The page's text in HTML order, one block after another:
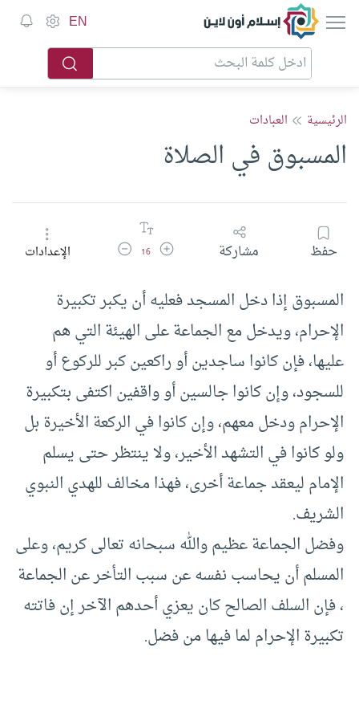
إسلام أون لاين EN
الرئيسية العبادات
المسبوق في الصلاة
حفظ مشاركة زيادة حجم الخط
16 تقليل حجم الخطالإعدادات
المسبوق إذا دخل المسجد فعليه أن يكبر تكبيرة
الإحرام، ويدخل مع الجماعة على الهيئة التي هم
عليها، فإن كانوا ساجدين أو راكعين كبر للركوع أو
للسجود، وإن كانوا جالسين أو واقفين اكتفى بتكبيرة
الإحرام ودخل معهم، وإن كانوا في الركعة الأخيرة بل
ولو كانوا في التشهد الأخير، ولا ينتظر حتى يسلم
الإمام ليعقد جماعة أخرى، فهذا مخالف للهدي النبوي
الشريف.
وفضل الجماعة عظيم والله سبحانه تعالى كريم، وعلى
المسلم أن يحاسب نفسه عن سبب التأخر عن الجماعة
، فإن السلف الصالح كان يعزي أحدهم الآخر إن فاتته
تكبيرة الإحرام لما فيها من فضل.